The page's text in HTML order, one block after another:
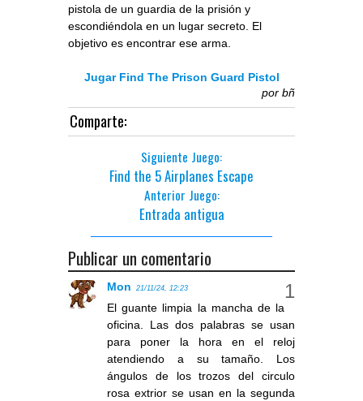
pistola de un guardia de la prisión y
escondiéndola en un lugar secreto. El
objetivo es encontrar ese arma.
Jugar Find The Prison Guard Pistol
por bñ
Comparte:
Siguiente Juego:
Find the 5 Airplanes Escape
Anterior Juego:
Entrada antigua
Publicar un comentario
Mon 21/11/24, 12:23
El guante limpia la mancha de la
oficina. Las dos palabras se usan
para poner la hora en el reloj
atendiendo a su tamaño. Los
ángulos de los trozos del circulo
rosa extrior se usan en la segunda